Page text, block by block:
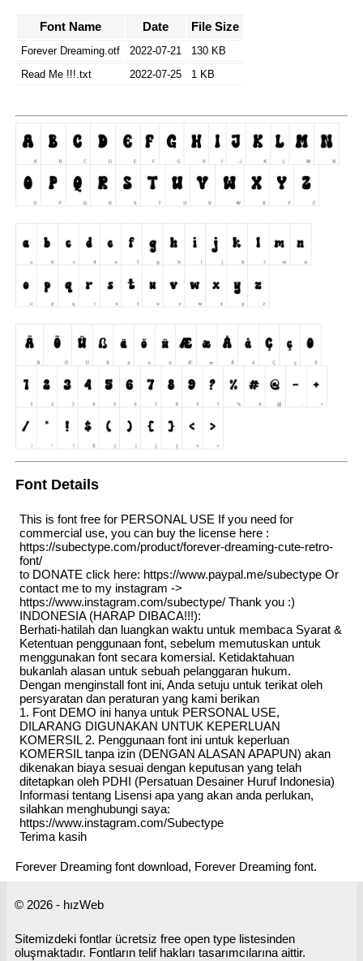
Font Name Date File Size
Forever Dreaming.otf 2022-07-21
130 KB
Read Me !!!.txt
2022-07-25 1 KB
Font Details
This is font free for PERSONAL USE If you need for
commercial use, you can buy the license here :
https://subectype.com/product/forever-dreaming-cute-retro-
font/
to DONATE click here: https://www.paypal.me/subectype Or
contact me to my instagram ->
https://www.instagram.com/subectype/ Thank you :)
INDONESIA (HARAP DIBACA!!!):
Berhati-hatilah dan luangkan waktu untuk membaca Syarat &
Ketentuan penggunaan font, sebelum memutuskan untuk
menggunakan font secara komersial. Ketidaktahuan
bukanlah alasan untuk sebuah pelanggaran hukum.
Dengan menginstall font ini, Anda setuju untuk terikat oleh
persyaratan dan peraturan yang kami berikan
1. Font DEMO ini hanya untuk PERSONAL USE,
DILARANG DIGUNAKAN UNTUK KEPERLUAN
KOMERSIL 2. Penggunaan font ini untuk keperluan
KOMERSIL tanpa izin (DENGAN ALASAN APAPUN) akan
dikenakan biaya sesuai dengan keputusan yang telah
ditetapkan oleh PDHI (Persatuan Desainer Huruf Indonesia)
Informasi tentang Lisensi apa yang akan anda perlukan,
silahkan menghubungi saya:
https://www.instagram.com/Subectype
Terima kasih
Forever Dreaming font download, Forever Dreaming font.
© 2026 - hızWeb
Sitemizdeki fontlar ücretsiz free open type listesinden
oluşmaktadır. Fontların telif hakları tasarımcılarına aittir.